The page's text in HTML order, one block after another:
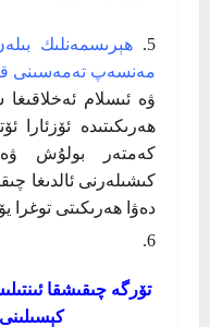
ھېرىسمەنلىك
مەنسەپ تەمەسىنى
ۋە ئىسلام
ھەرىكىتىدە
كەمتەر بولۇش ۋە
كىشىلەرنى ئالدىغا
دەۋا ھەرىكىتى توغرا
تۆرگە چىقىشقا